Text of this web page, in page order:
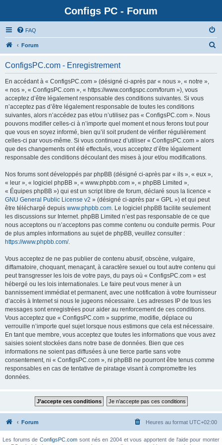
Configs PC - Forum
FAQ
Forum
ConfigsPC.com - Enregistrement
En accédant à « ConfigsPC.com » (désigné ci-après par « nous », « notre »,
« nos », « ConfigsPC.com », « https://www.configspc.com/forum »), vous
acceptez d’être légalement responsable des conditions suivantes. Si vous
n’acceptez pas d’être légalement responsable de toutes les conditions
suivantes, alors n’accédez pas et/ou n’utilisez pas « ConfigsPC.com ». Nous
pouvons modifier celles-ci à n’importe quel moment et nous ferons tout pour
que vous en soyez informé, bien qu’il soit prudent de vérifier régulièrement
celles-ci par vous-même. Si vous continuez d’utiliser « ConfigsPC.com » alors
que des changements ont été effectués, vous acceptez d’être légalement
responsable des conditions découlant des mises à jour et/ou modifications.
Nos forums sont développés par phpBB (désigné ci-après par « ils », « eux »,
« leur », « logiciel phpBB », « www.phpbb.com », « phpBB Limited »,
« Équipes phpBB ») qui est un script libre de forum, déclaré sous la licence «
GNU General Public License v2 » (désigné ci-après par « GPL ») et qui peut
être téléchargé depuis www.phpbb.com. Le logiciel phpBB facilite seulement
les discussions sur Internet. phpBB Limited n’est pas responsable de ce que
nous acceptons ou n’acceptons pas comme contenu ou conduite permis. Pour
de plus amples informations au sujet de phpBB, veuillez consulter :
https://www.phpbb.com/.
Vous acceptez de ne pas publier de contenu abusif, obscène, vulgaire,
diffamatoire, choquant, menaçant, à caractère sexuel ou tout autre contenu qui
peut transgresser les lois de votre pays, du pays où « ConfigsPC.com » est
hébergé ou les lois internationales. Le faire peut vous mener à un
bannissement immédiat et permanent, avec une notification à votre fournisseur
d’accès à Internet si nous le jugeons nécessaire. Les adresses IP de tous les
messages sont enregistrées pour aider au renforcement de ces conditions.
Vous acceptez que « ConfigsPC.com » supprime, modifie, déplace ou
verrouille n’importe quel sujet lorsque nous estimons que cela est nécessaire.
En tant que membre, vous acceptez que toutes les informations que vous avez
saisies soient stockées dans notre base de données. Bien que ces
informations ne soient pas diffusées à une tierce partie sans votre
consentement, ni « ConfigsPC.com », ni phpBB ne pourront être tenus comme
responsables en cas de tentative de piratage visant à compromettre les
données.
Forum Heures au format UTC+02:00
Les forums deConfigsPC.com sont nés en 2004 et vous apportent de l'aide pour monter